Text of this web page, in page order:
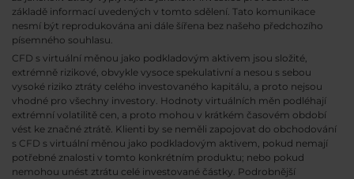
základě informací uvedených v tomto sdělení. Tato komunikace
nesmí být reprodukována ani dále šířena bez našeho předchozího
písemného souhlasu.
CFD s virtuální měnou jako podkladovým aktivem jsou složité,
extrémně rizikové, obvykle vysoce spekulativní a nesou s sebou
vysoké riziko ztráty celého investovaného kapitálu, a proto nejsou
vhodné pro všechny investory. Hodnoty virtuálních měn podléhají
extrémní volatilitě cen, a proto mohou v krátkém časovém období
vést ke značné ztrátě. Klienti by se neměli zapojovat do obchodování
s CFD s virtuální měnou jako podkladovým aktivem, pokud nemají
potřebné znalosti v tomto konkrétním produktu; nebo pokud
nemohou unést ztrátu celé investované částky. Podrobnější